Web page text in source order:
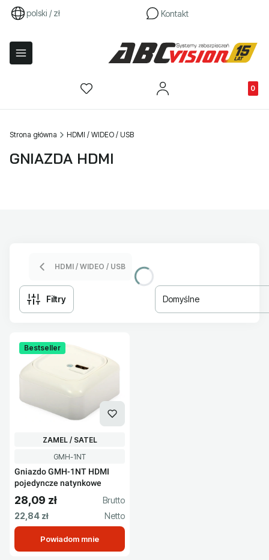
polski / zł Kontakt
Strona główna HDMI / WIDEO / USB
GNIAZDA HDMI
HDMI / WIDEO / USB
Filtry Domyślne
Bestseller
Kod produktu
GMH-1NT
Gniazdo GMH-1NT HDMI
pojedyncze natynkowe
PRODUCENT
ZAMEL / SATEL
Cena brutto
28,09 zł
Cena netto
22,84 zł
Powiadom mnie